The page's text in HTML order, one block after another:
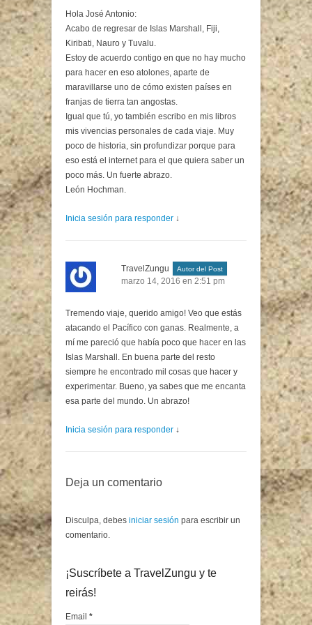
Hola José Antonio:
Acabo de regresar de Islas Marshall, Fiji,
Kiribati, Nauro y Tuvalu.
Estoy de acuerdo contigo en que no hay mucho
para hacer en eso atolones, aparte de
maravillarse uno de cómo existen países en
franjas de tierra tan angostas.
Igual que tú, yo también escribo en mis libros
mis vivencias personales de cada viaje. Muy
poco de historia, sin profundizar porque para
eso está el internet para el que quiera saber un
poco más. Un fuerte abrazo.
León Hochman.
Inicia sesión para responder ↓
TravelZungu Autor del Post
marzo 14, 2016 en 2:51 pm
Tremendo viaje, querido amigo! Veo que estás
atacando el Pacífico con ganas. Realmente, a
mí me pareció que había poco que hacer en las
Islas Marshall. En buena parte del resto
siempre he encontrado mil cosas que hacer y
experimentar. Bueno, ya sabes que me encanta
esa parte del mundo. Un abrazo!
Inicia sesión para responder ↓
Deja un comentario
Disculpa, debes iniciar sesión para escribir un
comentario.
¡Suscríbete a TravelZungu y te
reirás!
Email *